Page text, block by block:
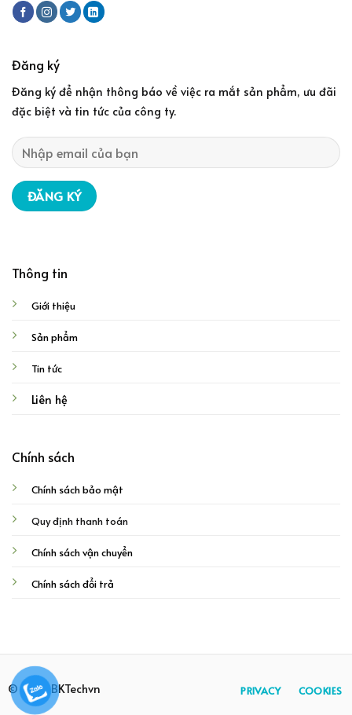
Thông tin
Giới thiệu
Sản phẩm
Tin tức
Liên hệ
Chính sách
Chính sách bảo mật
Quy định thanh toán
Chính sách vận chuyển
Chính sách đổi trả
Đăng ký
Đăng ký để nhận thông báo về việc ra mắt sản phẩm, ưu đãi
đặc biệt và tin tức của công ty.
© 2026 BKTechvn PRIVACY COOKIES